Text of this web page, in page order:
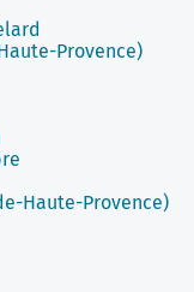
Provence)
Haute-Provence)